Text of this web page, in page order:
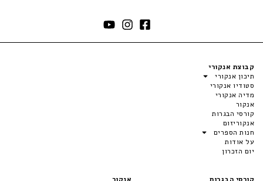
קבוצת אנקורי
תיכון אנקורי
סטודיו אנקורי
מדיה אנקורי
אנקור
קורסי הבגרות
אנקוריזום
חנות הספרים
על אודות
יום הזכרון